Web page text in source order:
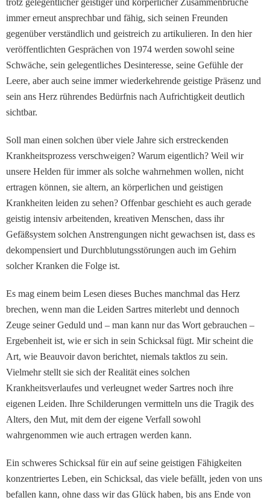
trotz gelegentlicher geistiger und körperlicher Zusammenbrüche
immer erneut ansprechbar und fähig, sich seinen Freunden
ge­genüber verständlich und geistreich zu artikulieren. In den hier
veröffentlichten Gesprächen von 1974 werden sowohl seine
Schwäche, sein gelegentliches Desinteresse, seine Gefühle der
Leere, aber auch seine immer wiederkehrende geistige Präsenz und
sein ans Herz rührendes Bedürfnis nach Aufrichtigkeit deutlich
sichtbar.
Soll man einen solchen über viele Jahre sich erstreckenden
Krankheitsprozess verschweigen? Warum eigentlich? Weil wir
unsere Helden für immer als solche wahrnehmen wollen, nicht
ertragen können, sie altern, an körperlichen und geistigen
Krankheiten leiden zu sehen? Offenbar geschieht es auch gerade
geistig intensiv arbeitenden, kreativen Menschen, dass ihr
Gefäßsystem solchen Anstrengungen nicht gewachsen ist, dass es
dekompensiert und Durchblutungsstörungen auch im Gehirn
solcher Kranken die Folge ist.
Es mag einem beim Lesen dieses Buches manchmal das Herz
brechen, wenn man die Leiden Sartres miterlebt und dennoch
Zeuge seiner Geduld und – man kann nur das Wort gebrauchen –
Ergebenheit ist, wie er sich in sein Schicksal fügt. Mir scheint die
Art, wie Beauvoir davon berichtet, niemals taktlos zu sein.
Vielmehr stellt sie sich der Realität eines solchen
Krankheitsverlaufes und verleugnet weder Sartres noch ihre
eigenen Leiden. Ihre Schilderungen vermitteln uns die Tragik des
Alters, den Mut, mit dem der eigene Verfall sowohl
wahrgenommen wie auch ertragen werden kann.
Ein schweres Schicksal für ein auf seine geistigen Fähigkeiten
konzentriertes Leben, ein Schicksal, das viele befällt, jeden von uns
befallen kann, ohne dass wir das Glück haben, bis ans Ende von